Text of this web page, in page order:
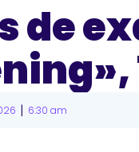
de
| 6:30 am